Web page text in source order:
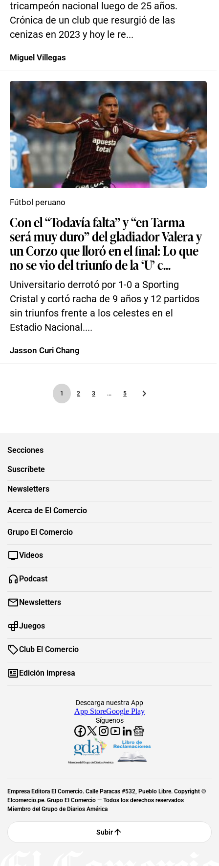
tricampeón nacional luego de 25 años.
Crónica de un club que resurgió de las
cenizas en 2023 y hoy le re...
Miguel Villegas
Con el “Todavía falta” y “en Tarma
será muy duro” del gladiador Valera y
un Corzo que lloró en el final: Lo que
no se vio del triunfo de la ‘U’ c...
Universitario derrotó por 1-0 a Sporting
Cristal y cortó racha de 9 años y 12 partidos
sin triunfos frente a los celestes en el
Estadio Nacional....
Fútbol peruano
Jasson Curi Chang
1 2 3 ... 5
Secciones
Suscríbete
Newsletters
Acerca de El Comercio
Grupo El Comercio
Videos
Podcast
Newsletters
Juegos
Club El Comercio
Edición impresa
Síguenos
Descarga nuestra App
App StoreGoogle Play
Miembro del Grupo de Diarios América
Empresa Editora El Comercio. Calle Paracas #532, Pueblo Libre. Copyright ©
Elcomercio.pe. Grupo El Comercio — Todos los derechos reservados
Miembro del Grupo de Diarios América
Subir